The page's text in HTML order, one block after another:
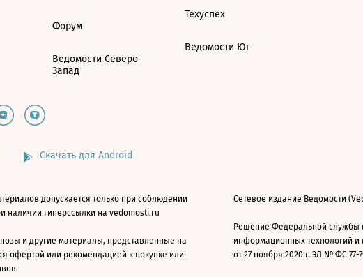
Форум
Ведомости Северо-
Запад
Техуспех
Ведомости Юг
Скачать для Android
допускается только при соблюдении
наличии гиперссылки на vedomosti.ru
и другие материалы, представленные на
офертой или рекомендацией к покупке или
Сетевое издание Ведомости
Решение Федеральной службы
информационных технологий
от 27 ноября 2020 г. ЭЛ № ФС 77-